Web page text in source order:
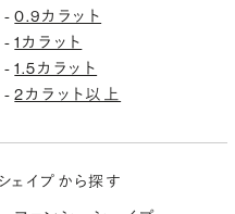
-0.9カラット
-1カラット
-1.5カラット
-2カラット以上
シェイプから探す